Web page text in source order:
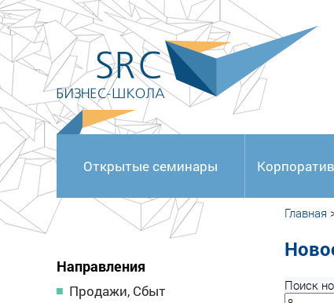
<
Открытые семинары
Направления
Продажи, Сбыт
Главная
Поиск